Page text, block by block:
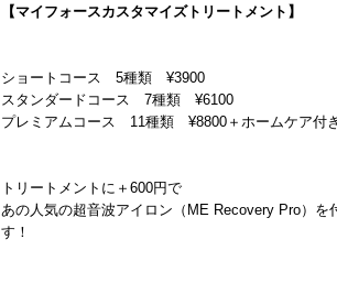
【マイフォースカスタマイズトリートメント】
ショートコース 5種類 ¥3900
スタンダードコース 7種類 ¥6100
プレミアムコース 11種類 ¥8800＋ホームケア付き
トリートメントに＋600円で
あの人気の超音波アイロン（ME Recovery Pro）を
す！